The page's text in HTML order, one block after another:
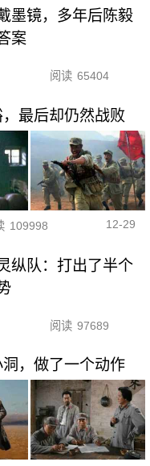
墨镜，多年后陈毅
案
阅读 65404
最后却仍然战败
109998 12-29
纵队：打出了半个
阅读 97689
，做了一个动作